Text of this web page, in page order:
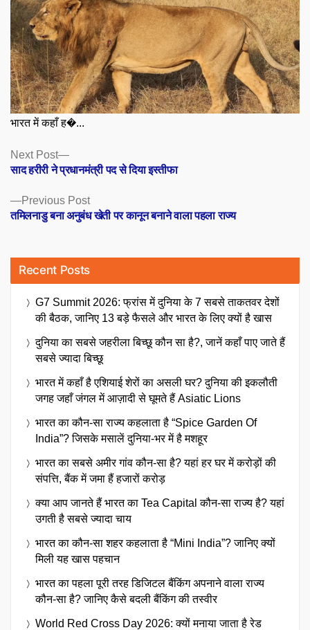
भारत में कहाँ ह�...
Posts
navigation
Previous PostPrevious
post:
तमिलनाडु बना अनुबंध खेती पर कानून बनाने वाला पहला राज्य
Next Post
Next
post:
साद हरीरी ने प्रधानमंत्री पद से दिया इस्तीफा
Recent Posts
G7 Summit 2026: फ्रांस में दुनिया के 7 सबसे ताकतवर देशों
की बैठक, जानिए 13 बड़े फैसले और भारत के लिए क्यों है खास
दुनिया का सबसे जहरीला बिच्छू कौन सा है?, जानें कहाँ पाए जाते हैं
सबसे ज्यादा बिच्छू
भारत में कहाँ है एशियाई शेरों का असली घर? दुनिया की इकलौती
जगह जहाँ जंगल में आज़ादी से घूमते हैं Asiatic Lions
भारत का कौन-सा राज्य कहलाता है “Spice Garden Of
India”? जिसके मसालें दुनिया-भर में है मशहूर
भारत का सबसे अमीर गांव कौन-सा है? यहां हर घर में करोड़ों की
संपत्ति, बैंक में जमा हैं हजारों करोड़
क्या आप जानते हैं भारत का Tea Capital कौन-सा राज्य है? यहां
उगती है सबसे ज्यादा चाय
भारत का कौन-सा शहर कहलाता है “Mini India”? जानिए क्यों
मिली यह खास पहचान
भारत का पहला पूरी तरह डिजिटल बैंकिंग अपनाने वाला राज्य
कौन-सा है? जानिए कैसे बदली बैंकिंग की तस्वीर
World Red Cross Day 2026: क्यों मनाया जाता है रेड